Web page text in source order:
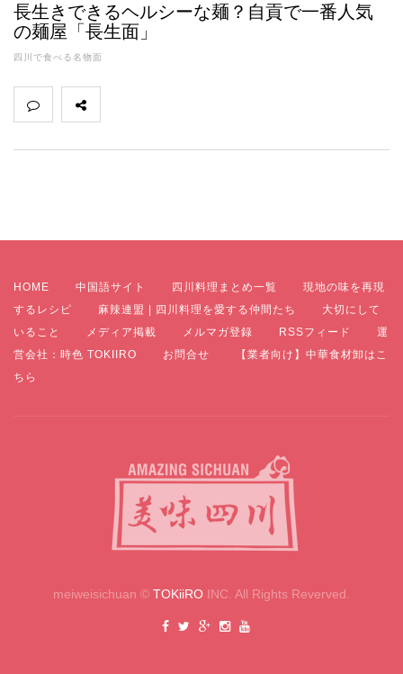
長生きできるヘルシーな麺？自貢で一番人気
の麺屋「長生面」
四川で食べる名物面
HOME 中国語サイト 四川料理まとめ一覧
現地の味を再現
するレシピ
麻辣連盟 | 四川料理を愛する仲間たち
大切にして
いること
メディア掲載 メルマガ登録 RSSフィード
運
営会社：時色 TOKIIRO
お問合せ
【業者向け】中華食材卸はこ
ちら
meiweisichuan © TOKiiRO INC. All Rights Reverved.